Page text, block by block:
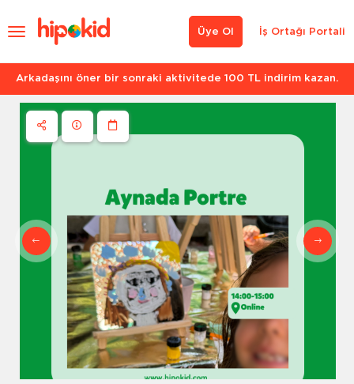
İş Ortağı Portali
Üye Ol
Arkadaşını öner bir sonraki aktivitede 100 TL indirim kazan.